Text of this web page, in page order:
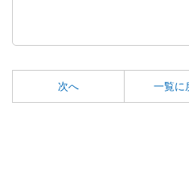
次へ 一覧に